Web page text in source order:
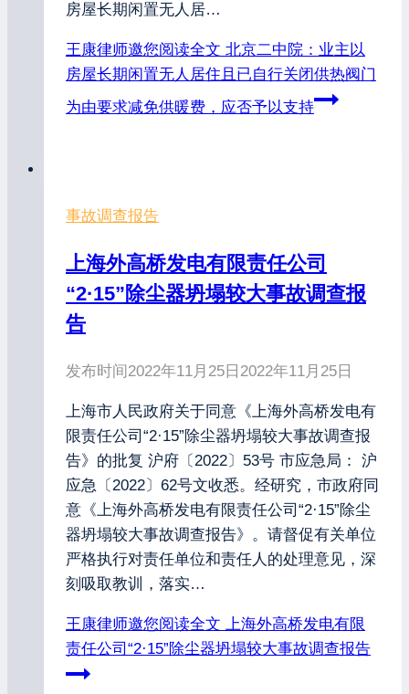
房屋长期闲置无人居…
王康律师邀您阅读全文 北京二中院：业主以
房屋长期闲置无人居住且已自行关闭供热阀门
为由要求减免供暖费，应否予以支持
事故调查报告
上海外高桥发电有限责任公司
“2·15”除尘器坍塌较大事故调查报
告
发布时间2022年11月25日 2022年11月25日
上海市人民政府关于同意《上海外高桥发电有
限责任公司“2·15”除尘器坍塌较大事故调查报
告》的批复 沪府〔2022〕53号 市应急局： 沪
应急〔2022〕62号文收悉。经研究，市政府同
意《上海外高桥发电有限责任公司“2·15”除尘
器坍塌较大事故调查报告》。请督促有关单位
严格执行对责任单位和责任人的处理意见，深
刻吸取教训，落实…
王康律师邀您阅读全文 上海外高桥发电有限
责任公司“2·15”除尘器坍塌较大事故调查报告